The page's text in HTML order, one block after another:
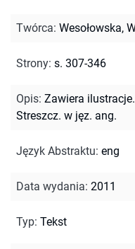
Twórca: Wesołowska,
Strony: s. 307-346
Opis: Zawiera ilustracje.
Streszcz. w jęz. ang.
Język Abstraktu: eng
Data wydania: 2011
Typ: Tekst